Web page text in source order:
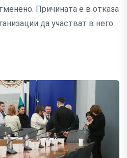
Причината е в отказа
да участват в него.